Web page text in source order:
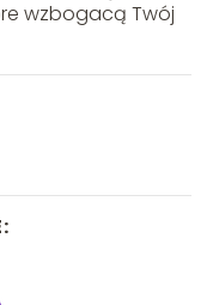
wzbogacą Twój